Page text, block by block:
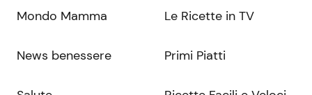
Mondo Mamma
News benessere
Le Ricette in TV
Primi Piatti